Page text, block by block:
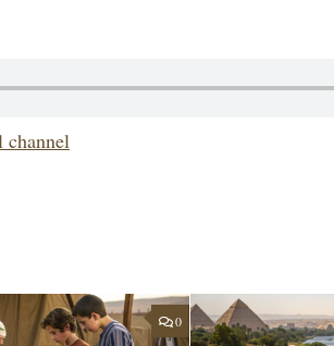
channel
0